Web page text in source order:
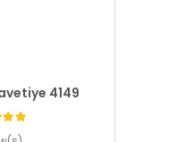
4149